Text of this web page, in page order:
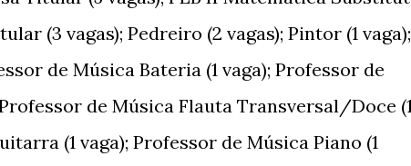
(3 vagas); Pedreiro (2 vagas); Pintor (1 vaga);
de Música Bateria (1 vaga); Professor de
de Música Flauta Transversal/Doce
(1 vaga); Professor de Música Piano (1